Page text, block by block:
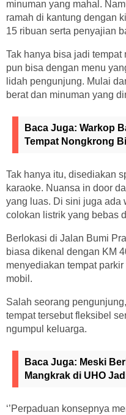
minuman yang mahal.
ramah di kantung dengan
15 ribuan serta penyajian
Tak hanya bisa jadi
pun bisa dengan menu
lidah pengunjung. Mulai
berat dan minuman yang
Baca Juga: Warkop
Tempat Nongkrong
Tak hanya itu, disediakan
karaoke. Nuansa in door
yang luas. Di sini juga ada
colokan listrik yang bebas
Berlokasi di Jalan Bumi
biasa dikenal dengan KM
menyediakan tempat
mobil.
Salah seorang
tempat tersebut fleksibel
ngumpul keluarga.
Baca Juga: Meski
Mangkrak di UHO
‘’Perpaduan konsepnya